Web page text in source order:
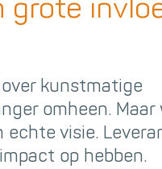
grote
kunstmatige
omheen. Maar
visie.
op hebben.